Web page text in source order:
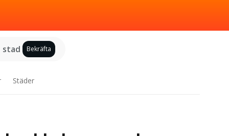
stad Bekräfta
Städer